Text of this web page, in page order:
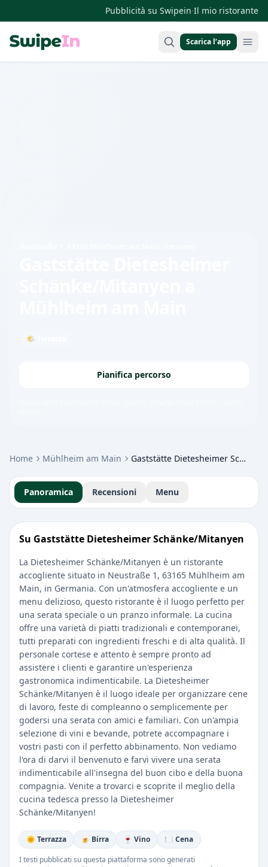
Pubblicità su Swipein·Il mio ristorante
Scarica l’app
🌤 Terrazza
Pianifica percorso
Home Mühlheim am Main Gaststätte Dietesheimer Schänke/Mitanyen
Panoramica Recensioni Menu
Su Gaststätte Dietesheimer Schänke/Mitanyen
La Dietesheimer Schänke/Mitanyen è un ristorante
accogliente situato in Neustraße 1, 63165 Mühlheim am
Main, in Germania. Con un'atmosfera accogliente e un
menu delizioso, questo ristorante è il luogo perfetto per
una serata speciale o un pranzo informale. La cucina
offre una varietà di piatti tradizionali e contemporanei,
tutti preparati con ingredienti freschi e di alta qualità. Il
personale cortese e attento è sempre pronto ad
assistere i clienti e garantire un'esperienza
gastronomica indimenticabile. La Dietesheimer
Schänke/Mitanyen è il luogo ideale per organizzare cene
di lavoro, feste di compleanno o semplicemente per
godersi una serata con amici e familiari. Con un'ampia
selezione di vini e bevande, potrete accompagnare i
vostri pasti con il perfetto abbinamento. Non vediamo
l'ora di darvi il benvenuto e farvi vivere una serata
indimenticabile all'insegna del buon cibo e della buona
compagnia. Venite a trovarci e scoprite il meglio della
cucina tedesca presso la Dietesheimer
Schänke/Mitanyen!
🌞 Terrazza 🍺 Birra 🍷 Vino
🍽️ Cena
I testi pubblicati su questa piattaforma sono generati